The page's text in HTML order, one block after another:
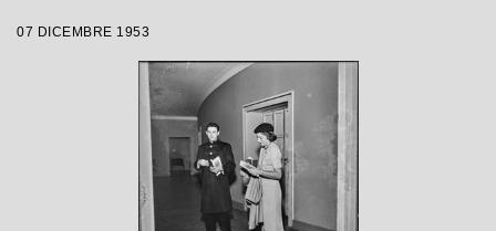
Catalani, diretta da Carlo Maria Giulini,
con la regia di Tatiana Pavlova
07 DICEMBRE 1953